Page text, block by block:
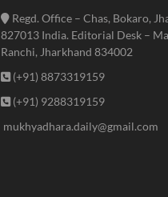
Regd. Office – Chas, Bokaro,
827013 India. Editorial Desk –
Ranchi, Jharkhand 834002
(+91) 8873319159
(+91) 9288319159
mukhyadhara.daily@gmail.com